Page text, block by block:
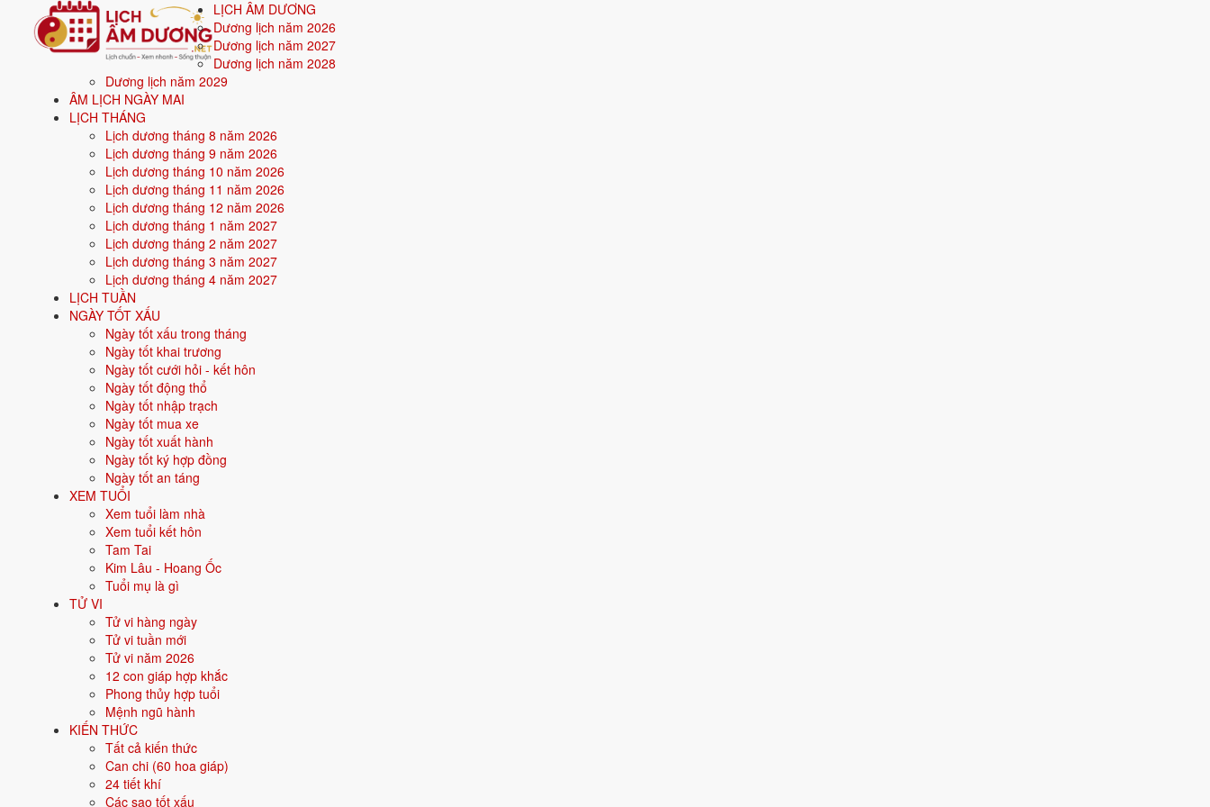
LỊCH ÂM DƯƠNG
Dương lịch năm 2026
Dương lịch năm 2027
Dương lịch năm 2028
Dương lịch năm 2029
ÂM LỊCH NGÀY MAI
LỊCH THÁNG
Lịch dương tháng 8 năm 2026
Lịch dương tháng 9 năm 2026
Lịch dương tháng 10 năm 2026
Lịch dương tháng 11 năm 2026
Lịch dương tháng 12 năm 2026
Lịch dương tháng 1 năm 2027
Lịch dương tháng 2 năm 2027
Lịch dương tháng 3 năm 2027
Lịch dương tháng 4 năm 2027
LỊCH TUẦN
NGÀY TỐT XẤU
Ngày tốt xấu trong tháng
Ngày tốt khai trương
Ngày tốt cưới hỏi - kết hôn
Ngày tốt động thổ
Ngày tốt nhập trạch
Ngày tốt mua xe
Ngày tốt xuất hành
Ngày tốt ký hợp đồng
Ngày tốt an táng
XEM TUỔI
Xem tuổi làm nhà
Xem tuổi kết hôn
Tam Tai
Kim Lâu - Hoang Ốc
Tuổi mụ là gì
TỬ VI
Tử vi hàng ngày
Tử vi tuần mới
Tử vi năm 2026
12 con giáp hợp khắc
Phong thủy hợp tuổi
Mệnh ngũ hành
KIẾN THỨC
Tất cả kiến thức
Can chi (60 hoa giáp)
24 tiết khí
Các sao tốt xấu
Trang chủ
Mệnh ngũ hành
Sinh năm 2010
🌿 Sinh năm2010mệnh gì? Canh Dần Tùng Bách Mộc - mệnh Mộc
Người sinh năm 2010là tuổi
Sinh năm 2010(Canh Dần, con Hổ) thuộc mệnh
Màu hợp:Xanh lá, Xanh lục.Hướng hợp:Đông, Đông Nam.
Vận khí khi sinh:Vận 8 Bát Bạch Thổ (2004-2023) - Tích lũy, bất động sản.
2026 :17 tuổi mụ, năm Bính Ngọ - Tam hợp.
Sinh năm 2010 là tuổi gì, mệnh gì?
Người sinh năm2010là tuổiCanh Dần
Năm sinh dương lịch
Mệnh ngũ hành
Hành tương sinh
Hành tương khắc
Tuổi năm 2026